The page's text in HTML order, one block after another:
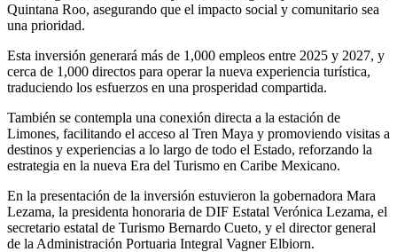
Quintana Roo, asegurando que el impacto social y comunitario sea
una prioridad.
Esta inversión generará más de 1,000 empleos entre 2025 y 2027, y
cerca de 1,000 directos para operar la nueva experiencia turística,
traduciendo los esfuerzos en una prosperidad compartida.
También se contempla una conexión directa a la estación de
Limones, facilitando el acceso al Tren Maya y promoviendo visitas a
destinos y experiencias a lo largo de todo el Estado, reforzando la
estrategia en la nueva Era del Turismo en Caribe Mexicano.
En la presentación de la inversión estuvieron la gobernadora Mara
Lezama, la presidenta honoraria de DIF Estatal Verónica Lezama, el
secretario estatal de Turismo Bernardo Cueto, y el director general
de la Administración Portuaria Integral Vagner Elbiorn.